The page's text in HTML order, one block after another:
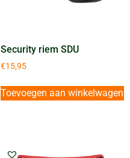
Security riem SDU
€15,95
Toevoegen aan winkelwagen